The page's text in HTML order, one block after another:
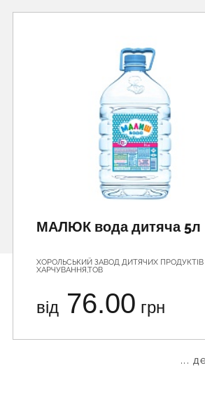
МАЛЮК вода дитяча 5л
ХОРОЛЬСЬКИЙ ЗАВОД ДИТЯЧИХ ПРОДУКТІВ
ХАРЧУВАННЯ,ТОВ
від 76.00 грн
...